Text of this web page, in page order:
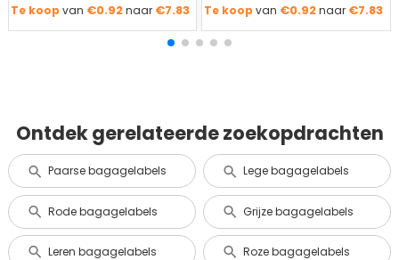
Te koop van €0.92naar €7.83 Te koop van €0.92naar €7.83
Ontdek gerelateerde zoekopdrachten
Paarse bagagelabels Lege bagagelabels
Rode bagagelabels Grijze bagagelabels
Leren bagagelabels Roze bagagelabels